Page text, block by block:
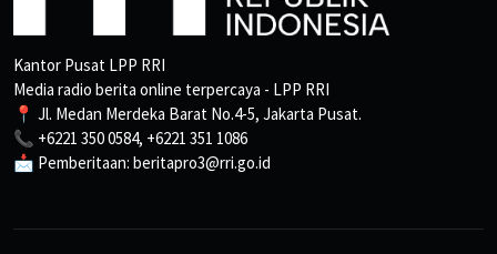
Kantor Pusat LPP RRI
Media radio berita online terpercaya - LPP RRI
📍 Jl. Medan Merdeka Barat No.4-5, Jakarta Pusat.
📞 +6221 350 0584, +6221 351 1086
📩 Pemberitaan: beritapro3@rri.go.id